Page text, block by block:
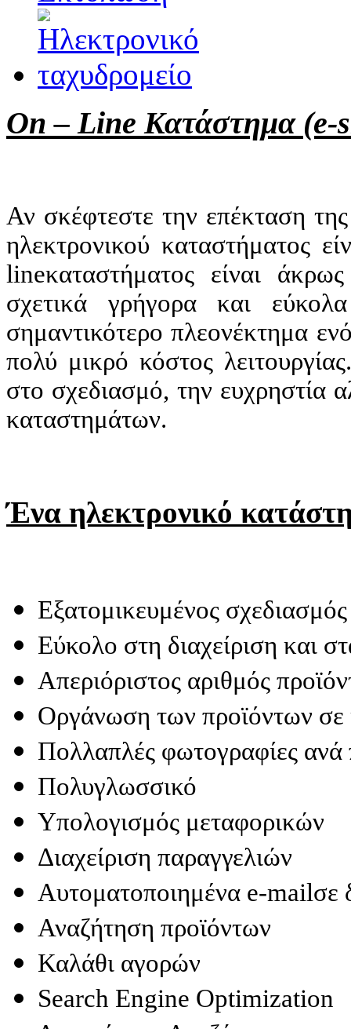
On – Line Κατάστημα
Αν σκέφτεστε την επέκταση
ηλεκτρονικού καταστήματος
lineκαταστήματος είναι
σχετικά γρήγορα και
σημαντικότερο πλεονέκτημα
πολύ μικρό κόστος
στο σχεδιασμό, την ευχρηστία
καταστημάτων.
Ένα ηλεκτρονικό
Εξατομικευμένος
Εύκολο στη διαχείριση και
Απεριόριστος αριθμός
Οργάνωση των προϊόντων σε
Πολλαπλές φωτογραφίες ανά
Πολυγλωσσικό
Υπολογισμός μεταφορικών
Διαχείριση παραγγελιών
Αυτοματοποιημένα e-mailσε
Αναζήτηση προϊόντων
Καλάθι αγορών
Search Engine Optimization